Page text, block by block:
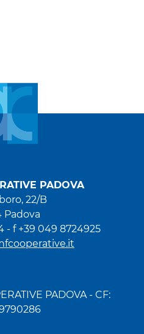
PADOVA
22/B
Padova
- f +39 049 8724925
PADOVA - CF: